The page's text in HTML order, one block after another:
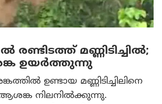
മണ്ണിടിച്ചിൽ;
ഉയർത്തുന്നു
ഉണ്ടായ മണ്ണിടിച്ചിലിനെ
നിലനിൽക്കുന്നു.